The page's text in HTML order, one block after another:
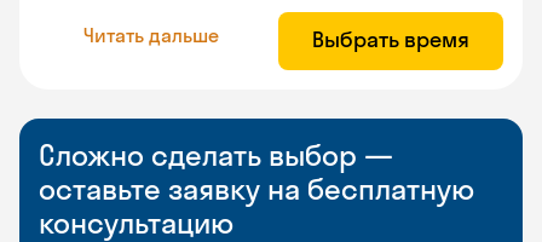
Читать дальше Выбрать время
Сложно сделать выбор —
оставьте заявку на бесплатную
консультацию